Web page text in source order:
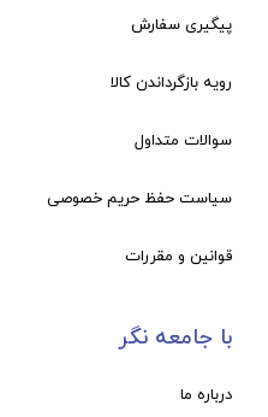
پیگیری سفارش
رویه بازگرداندن کالا
سوالات متداول
سیاست حفظ حریم خصوصی
قوانین و مقررات
با جامعه نگر
درباره ما